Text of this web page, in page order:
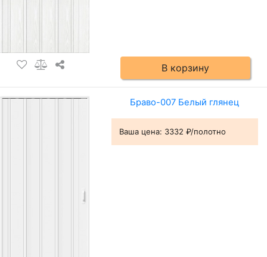
В корзину
Браво-007 Белый глянец
Ваша цена: 3332 ₽/полотно